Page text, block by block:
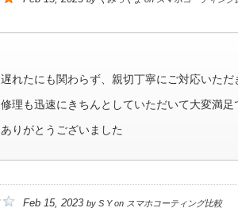
遅れたにも関わらず、親切丁寧にご対応いただ
修理も迅速にきちんとしていただいて大変満足
ありがとうございました
Feb 15, 2023 by S Yon スマホコーティング比較